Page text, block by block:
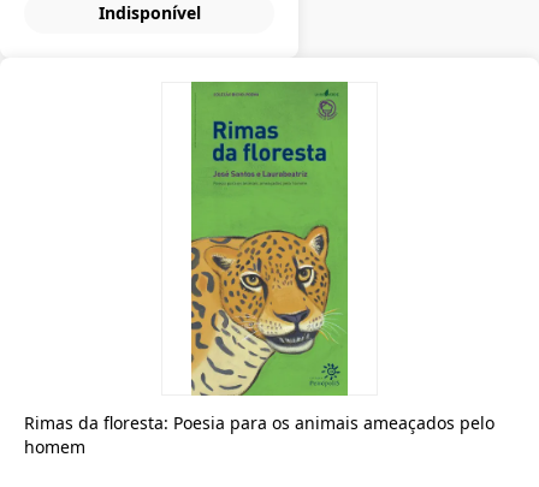
Indisponível
Rimas da floresta: Poesia para os animais ameaçados pelo
homem